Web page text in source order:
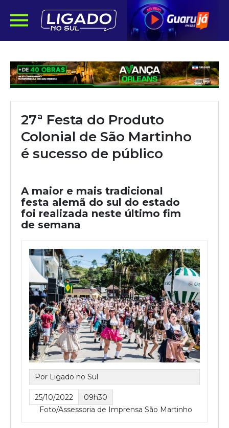
27ª Festa do Produto
Colonial de São Martinho
é sucesso de público
A maior e mais tradicional
festa alemã do sul do estado
foi realizada neste último fim
de semana
Por Ligado no Sul
25/10/2022
09h30
Foto/Assessoria de Imprensa São Martinho